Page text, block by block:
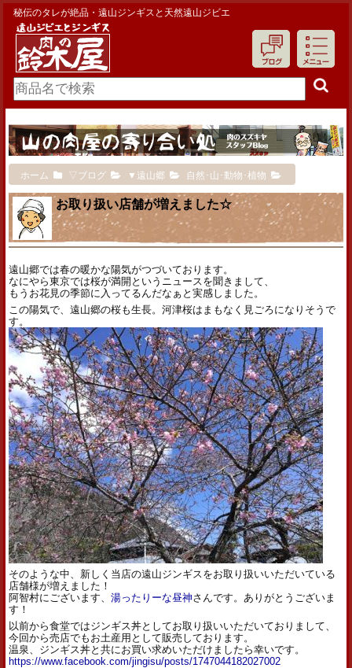
秘伝のタレが絶品・遠山ジンギスと天然遠山ジビエ
ホーム ▽ブログ ▼遠山郷 自然･山･動物･植物
お取り扱い店舗が増えました☆
遠山郷では春の暖かな陽気がつづいております。
なにやら東京では桜が満開というニュースを聞きまして、
もうお花見の季節に入ってるんだなぁと実感しました。
この陽気で、遠山郷の桜も生長。河津桜はまもなく見ごろになりそうで
す。
そのような中、新しく当店の遠山ジンギスをお取り扱いいただいている
店舗様が増えました！
阿智村にございます、湯ったりーな昼神さんです。ありがとうございま
す！
以前から食堂ではジンギス丼としてお取り扱いいただいておりまして、
今回から売店でもお土産用として販売しております。
温泉、ジンギス丼と共にお買い求めいただけましたら幸いです。
https://www.facebook.com/jingisu/posts/1747044182027002